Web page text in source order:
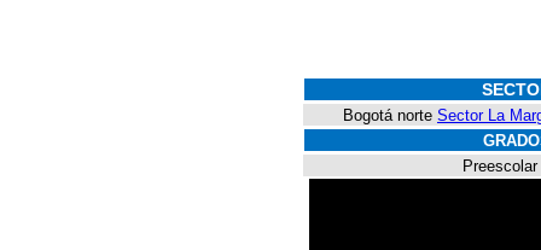
Bogotá norte Sector La
Preescolar